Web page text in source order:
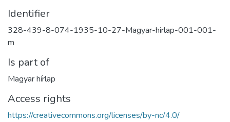
Identifier
328-439-8-074-1935-10-27-Magyar-hirlap-001-001-
m
Is part of
Magyar hírlap
Access rights
https://creativecommons.org/licenses/by-nc/4.0/